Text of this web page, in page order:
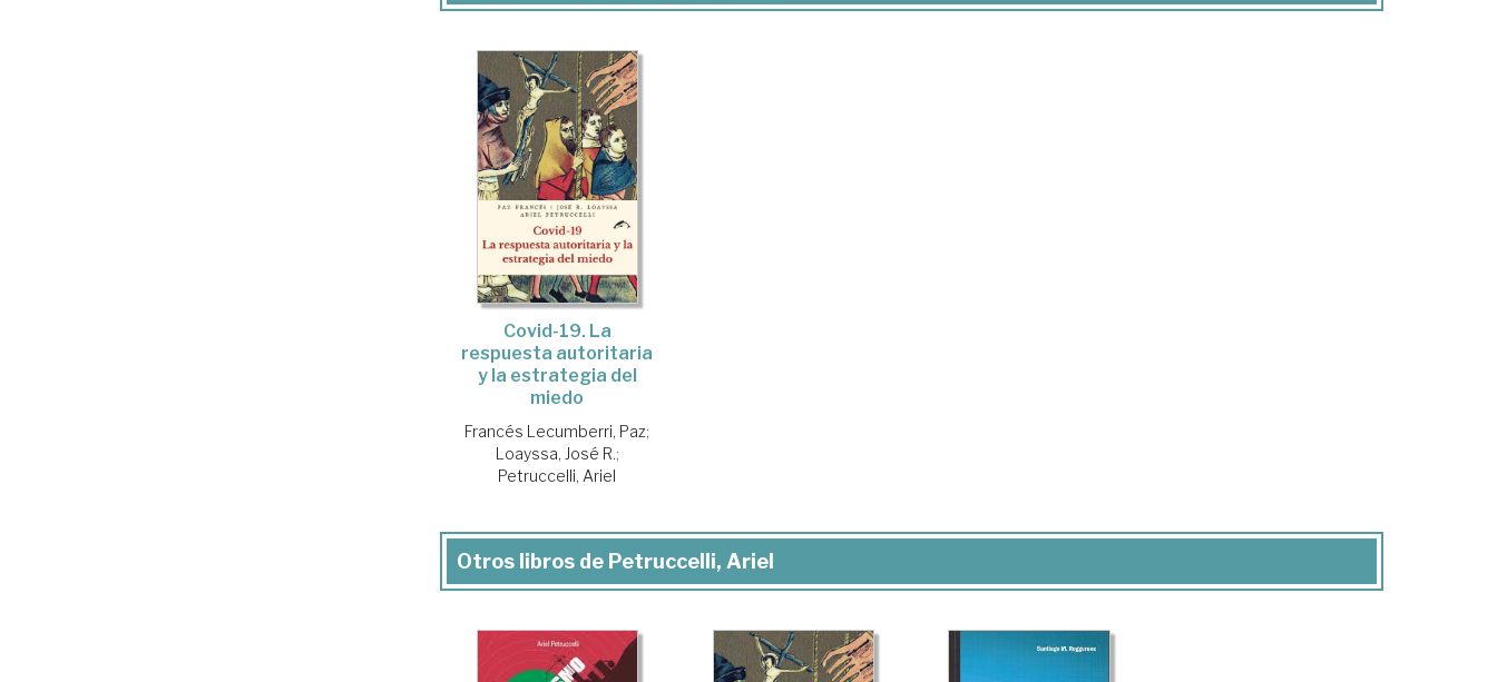
Covid-19. La
respuesta autoritaria
y la estrategia del
miedo
Francés Lecumberri, Paz;
Loayssa, José R.;
Petruccelli, Ariel
Otros libros de Petruccelli, Ariel